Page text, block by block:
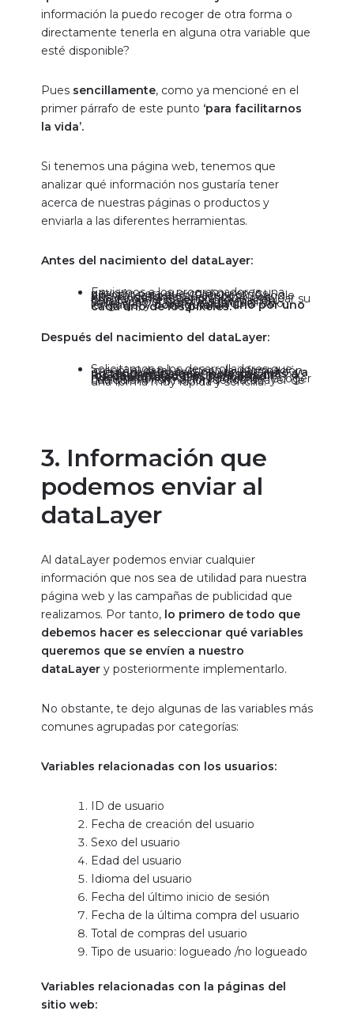
información la puedo recoger de otra forma o
directamente tenerla en alguna otra variable que
esté disponible?
Pues sencillamente, como ya mencioné en el
primer párrafo de este punto ‘para facilitarnos
la vida’.
Si tenemos una página web, tenemos que
analizar qué información nos gustaría tener
acerca de nuestras páginas o productos y
enviarla a las diferentes herramientas.
Antes del nacimiento del dataLayer:
Enviamos a los programadores una petición para que configuren los diferentes píxeles (Facebook, Google Ads, Floodlights, Analytics….). Los programadores tendrán que emplear su tiempo en recoger la información solicitada por nosotros (mediante JavaScript, JQuery, o cualquier otro lenguaje) y
configurarán uno por uno cada uno de los píxeles.
Después del nacimiento del dataLayer:
Solicitamos a los desarrolladores que ‘creen’ el dataLayer con la información que necesitamos. Una vez está listo,
ya no tendremos que ‘molestar’ más a los desarrolladores para añadir nuevos píxeles.
Desde nuestro contenedor de GTM, podremos recoger cualquier información del dataLayer de una forma muy rápida y sencilla.
3. Información que
podemos enviar al
dataLayer
Al dataLayer podemos enviar cualquier
información que nos sea de utilidad para nuestra
página web y las campañas de publicidad que
realizamos. Por tanto, lo primero de todo que
debemos hacer es seleccionar qué variables
queremos que se envíen a nuestro
dataLayery posteriormente implementarlo.
No obstante, te dejo algunas de las variables más
comunes agrupadas por categorías:
Variables relacionadas con los usuarios:
ID de usuario
Fecha de creación del usuario
Sexo del usuario
Edad del usuario
Idioma del usuario
Fecha del último inicio de sesión
Fecha de la última compra del usuario
Total de compras del usuario
Tipo de usuario: logueado /no logueado
Variables relacionadas con la páginas del
sitio web: